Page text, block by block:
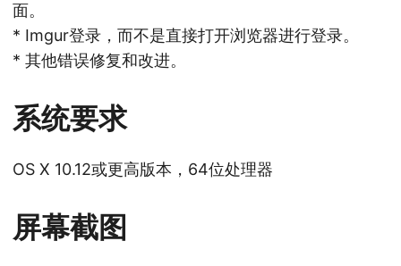
面。
* Imgur登录，而不是直接打开浏览器进行登录。
* 其他错误修复和改进。
系统要求
OS X 10.12或更高版本，64位处理器
屏幕截图